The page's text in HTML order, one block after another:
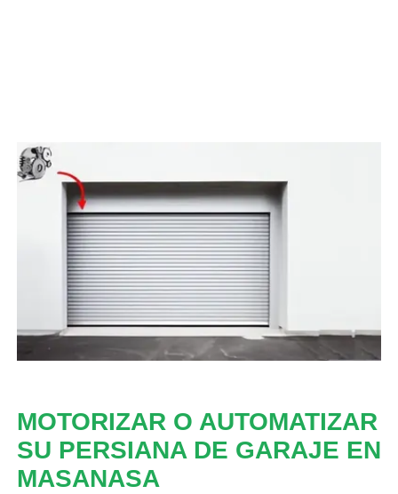
MOTORIZAR O AUTOMATIZAR
SU PERSIANA DE GARAJE EN
MASANASA